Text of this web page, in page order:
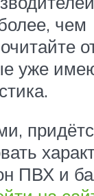
чем
уже
ПВХ и